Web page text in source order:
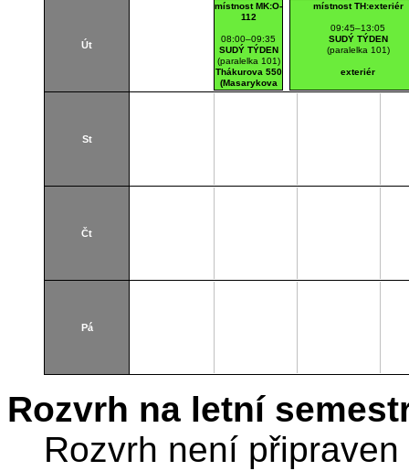
Út
místnost MK:O-
112
08:00–09:35
SUDÝ TÝDEN
(paralelka 101)
Thákurova 550
(Masarykova
kolej)
místnost TH:exteriér
09:45–13:05
SUDÝ TÝDEN
(paralelka 101)
exteriér
St
Čt
Pá
Rozvrh na letní
Rozvrh není připraven